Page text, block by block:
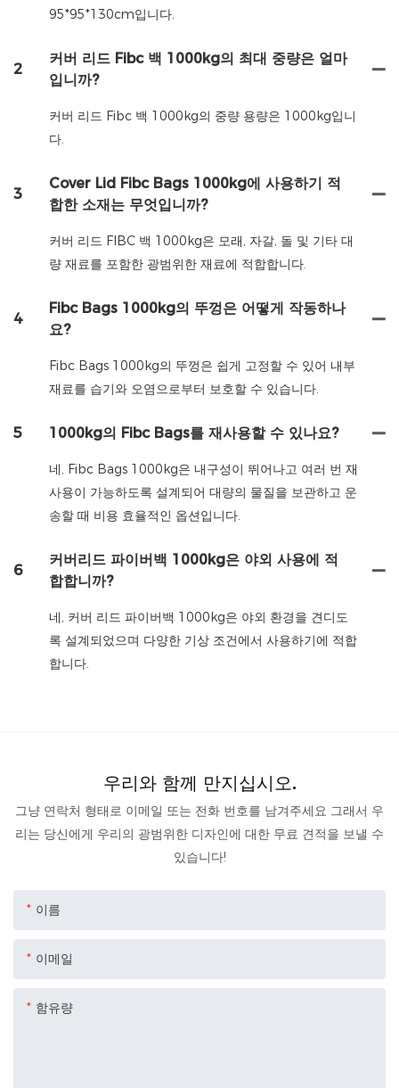
95*95*130cm입니다.
2
커버 리드 Fibc 백 1000kg의 최대 중량은 얼마
입니까?
커버 리드 Fibc 백 1000kg의 중량 용량은 1000kg입니
다.
3
Cover Lid Fibc Bags 1000kg에 사용하기 적
합한 소재는 무엇입니까?
커버 리드 FIBC 백 1000kg은 모래, 자갈, 돌 및 기타 대
량 재료를 포함한 광범위한 재료에 적합합니다.
4
Fibc Bags 1000kg의 뚜껑은 어떻게 작동하나
요?
Fibc Bags 1000kg의 뚜껑은 쉽게 고정할 수 있어 내부
재료를 습기와 오염으로부터 보호할 수 있습니다.
5 1000kg의 Fibc Bags를 재사용할 수 있나요?
네, Fibc Bags 1000kg은 내구성이 뛰어나고 여러 번 재
사용이 가능하도록 설계되어 대량의 물질을 보관하고 운
송할 때 비용 효율적인 옵션입니다.
6
커버리드 파이버백 1000kg은 야외 사용에 적
합합니까?
네, 커버 리드 파이버백 1000kg은 야외 환경을 견디도
록 설계되었으며 다양한 기상 조건에서 사용하기에 적합
합니다.
우리와 함께 만지십시오.
그냥 연락처 형태로 이메일 또는 전화 번호를 남겨주세요 그래서 우
리는 당신에게 우리의 광범위한 디자인에 대한 무료 견적을 보낼 수
있습니다!
이름
이메일
함유량